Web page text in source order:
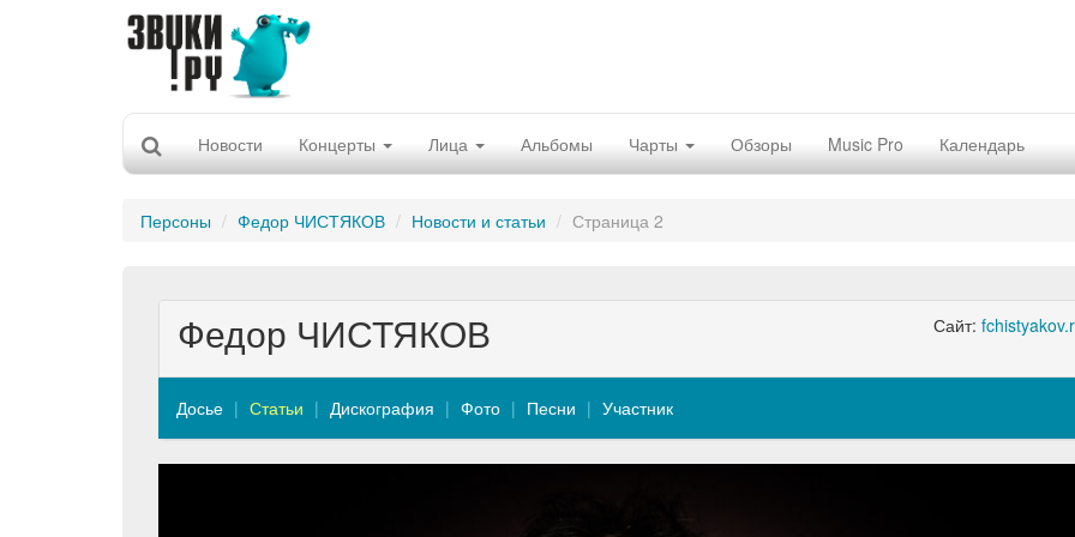
Новости Концерты Лица Альбомы Чарты Обзоры Music Pro Календарь
Персоны Федор ЧИСТЯКОВ Новости и статьи Страница 2
Сайт:
Федор ЧИСТЯКОВ
Досье Статьи Дискография Фото Песни Участник